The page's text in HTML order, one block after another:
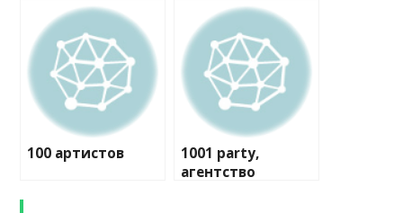
100 артистов
1001 party,
агентство